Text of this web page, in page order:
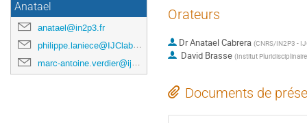
Anatael
anatael@in2p3.fr
philippe.laniece@IJClab.in2p3.fr
marc-antoine.verdier@ijclab.in2p3.fr
Orateurs
DrAnatael Cabrera (CNRS/IN2P3 -
David Brasse (Institut
Documents de